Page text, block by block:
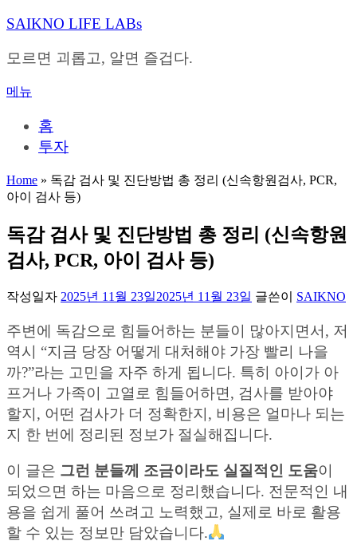
내
으
바
SAIKNO LIFE LABs
모르면 괴롭고, 알면 즐겁다.
메뉴
홈
투자
Home » 독감 검사 및 진단방법 총 정리 (신속항원검사, PCR,
아이 검사 등)
독감 검사 및 진단방법 총 정리 (신속항원
검사, PCR, 아이 검사 등)
작성일자 2025년 11월 23일2025년 11월 23일 글쓴이 SAIKNO
주변에 독감으로 힘들어하는 분들이 많아지면서, 저
역시 “지금 당장 어떻게 대처해야 가장 빨리 나을
까?”라는 고민을 자주 하게 됩니다. 특히 아이가 아
프거나 가족이 고열로 힘들어하면, 검사를 받아야
할지, 어떤 검사가 더 정확한지, 비용은 얼마나 되는
지 한 번에 정리된 정보가 절실해집니다.
이 글은 그런 분들께 조금이라도 실질적인 도움이
되었으면 하는 마음으로 정리했습니다. 전문적인 내
용을 쉽게 풀어 쓰려고 노력했고, 실제로 바로 활용
할 수 있는 정보만 담았습니다.